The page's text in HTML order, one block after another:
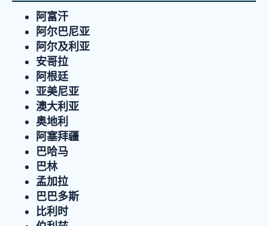
阿富汗
阿尔巴尼亚
阿尔及利亚
安哥拉
阿根廷
亚美尼亚
澳大利亚
奥地利
阿塞拜疆
巴哈马
巴林
孟加拉
巴巴多斯
比利时